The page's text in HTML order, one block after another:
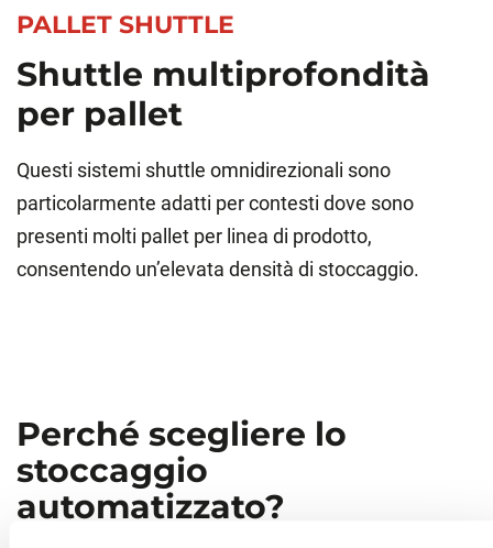
PALLET SHUTTLE
Shuttle multiprofondità
per pallet
Questi sistemi shuttle omnidirezionali sono
particolarmente adatti per contesti dove sono
presenti molti pallet per linea di prodotto,
consentendo un’elevata densità di stoccaggio.
Perché scegliere lo
stoccaggio
automatizzato?